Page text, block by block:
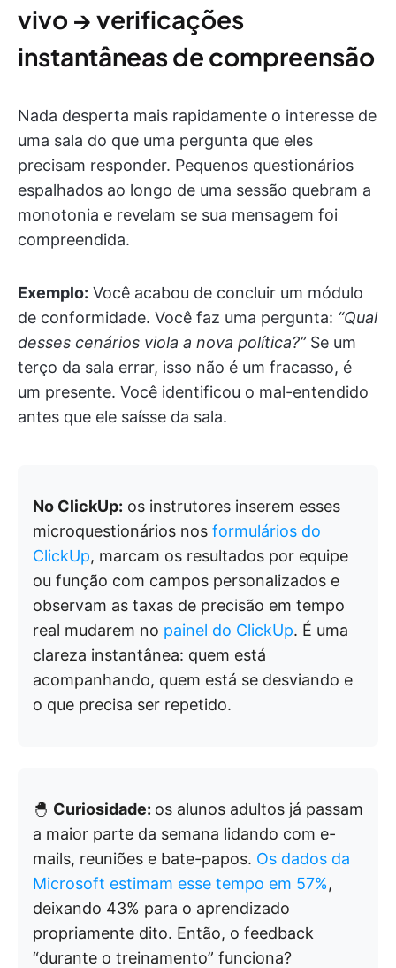
vivo → verificações
instantâneas de compreensão
Nada desperta mais rapidamente o interesse de
uma sala do que uma pergunta que eles
precisam responder. Pequenos questionários
espalhados ao longo de uma sessão quebram a
monotonia e revelam se sua mensagem foi
compreendida.
Exemplo: Você acabou de concluir um módulo
de conformidade. Você faz uma pergunta: “Qual
desses cenários viola a nova política?”Se um
terço da sala errar, isso não é um fracasso, é
um presente. Você identificou o mal-entendido
antes que ele saísse da sala.
No ClickUp: os instrutores inserem esses
microquestionários nos formulários do
ClickUp, marcam os resultados por equipe
ou função com campos personalizados e
observam as taxas de precisão em tempo
real mudarem no painel do ClickUp. É uma
clareza instantânea: quem está
acompanhando, quem está se desviando e
o que precisa ser repetido.
🐣 Curiosidade: os alunos adultos já passam
a maior parte da semana lidando com e-
mails, reuniões e bate-papos. Os dados da
Microsoft estimam esse tempo em 57%,
deixando 43% para o aprendizado
propriamente dito. Então, o feedback
“durante o treinamento” funciona?